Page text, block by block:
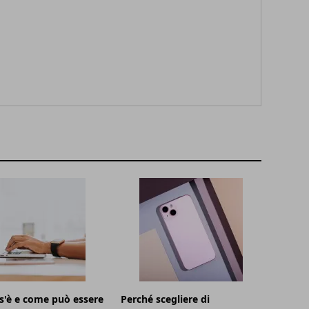
e come può essere
Perché scegliere di